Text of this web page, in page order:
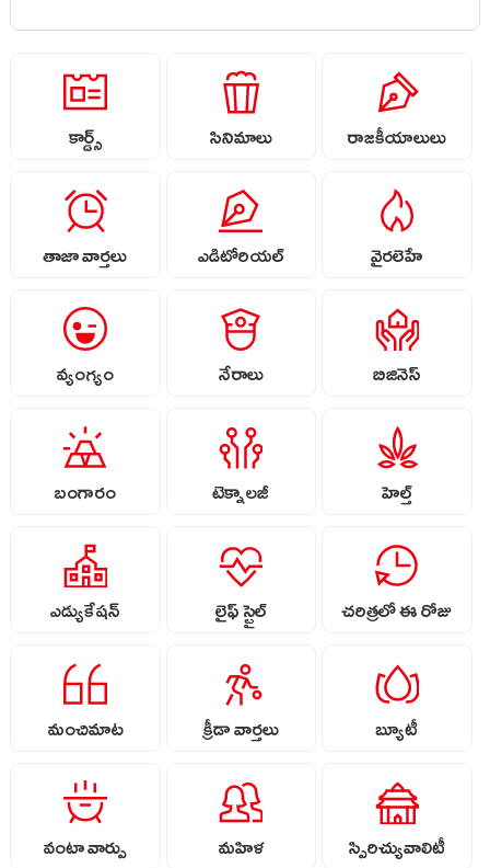
కార్డ్స్ సినిమాలు రాజకీయాలులు
తాజా వార్తలు ఎడిటోరియల్ వైరలెహే
వ్యంగ్యం నేరాలు బిజినెస్
బంగారం టెక్నాలజీ హెల్త్
ఎడ్యుకేషన్ లైఫ్ స్టైల్ చరిత్రలో ఈ రోజు
మంచిమాట క్రీడా వార్తలు బ్యూటీ
వంటా వార్పు మహిళ స్పిరిచ్యువాలిటీ